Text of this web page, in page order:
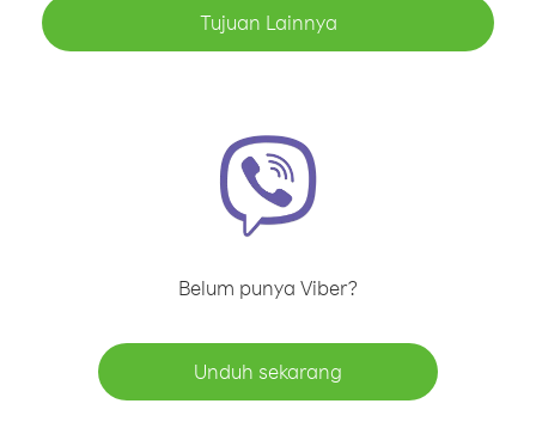
Tujuan Lainnya
Belum punya Viber?
Unduh sekarang